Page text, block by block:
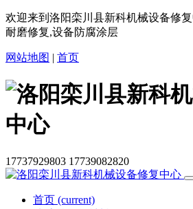
欢迎来到洛阳栾川县新科机械设备修
耐磨修复,设备防腐涂层
网站地图 | 首页
17737929803 17739082820
首页 (current)